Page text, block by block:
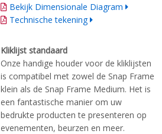
Bekijk Dimensionale Diagram
Technische tekening
Kliklijst standaard
Onze handige houder voor de kliklijsten
is compatibel met zowel de Snap Frame
klein als de Snap Frame Medium. Het is
een fantastische manier om uw
bedrukte producten te presenteren op
evenementen, beurzen en meer.